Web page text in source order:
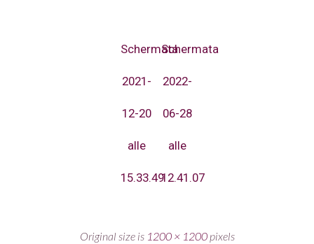
Schermata
2021-
12-20
alle
15.33.49
Schermata
2022-
06-28
alle
12.41.07
Original size is 1200 × 1200pixels